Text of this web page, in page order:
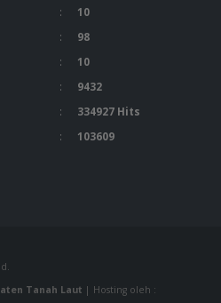
:
10
:
98
:
10
:
9432
:
334927 Hits
: 103609
Tanah Laut | Hosting oleh :